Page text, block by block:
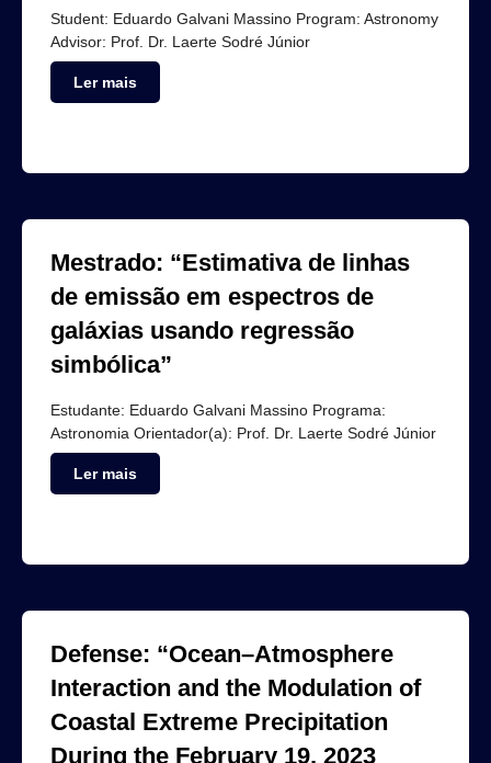
Student: Eduardo Galvani Massino Program: Astronomy
Advisor: Prof. Dr. Laerte Sodré Júnior
Ler mais
Mestrado: “Estimativa de linhas
de emissão em espectros de
galáxias usando regressão
simbólica”
Estudante: Eduardo Galvani Massino Programa:
Astronomia Orientador(a): Prof. Dr. Laerte Sodré Júnior
Ler mais
Defense: “Ocean–Atmosphere
Interaction and the Modulation of
Coastal Extreme Precipitation
During the February 19, 2023